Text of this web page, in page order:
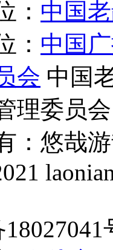
： 中国
： 中国
会 中国
理委员会
：悠哉